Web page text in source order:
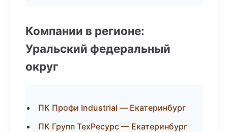
Компании в регионе:
Уральский федеральный
округ
ПК Профи Industrial — Екатеринбург
ПК Групп ТехРесурс — Екатеринбург